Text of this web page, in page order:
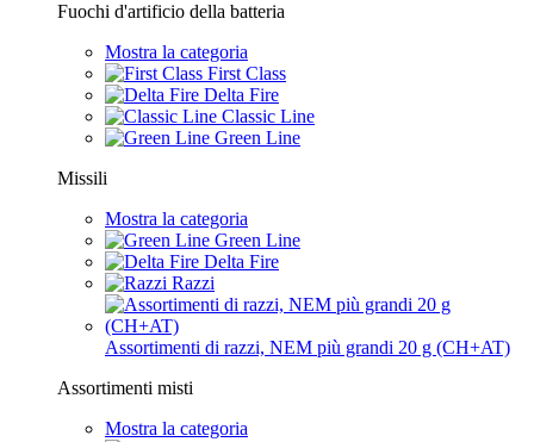
Fuochi d'artificio della batteria
Mostra la categoria
First Class
Delta Fire
Classic Line
Green Line
Missili
Mostra la categoria
Green Line
Delta Fire
Razzi
Assortimenti di razzi, NEM più grandi 20 g (CH+AT)
Assortimenti misti
Mostra la categoria